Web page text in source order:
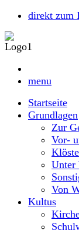
direkt zum
menu
Startseite
Grundlagen
Zur
Vor-
Unter
Von
Kultus